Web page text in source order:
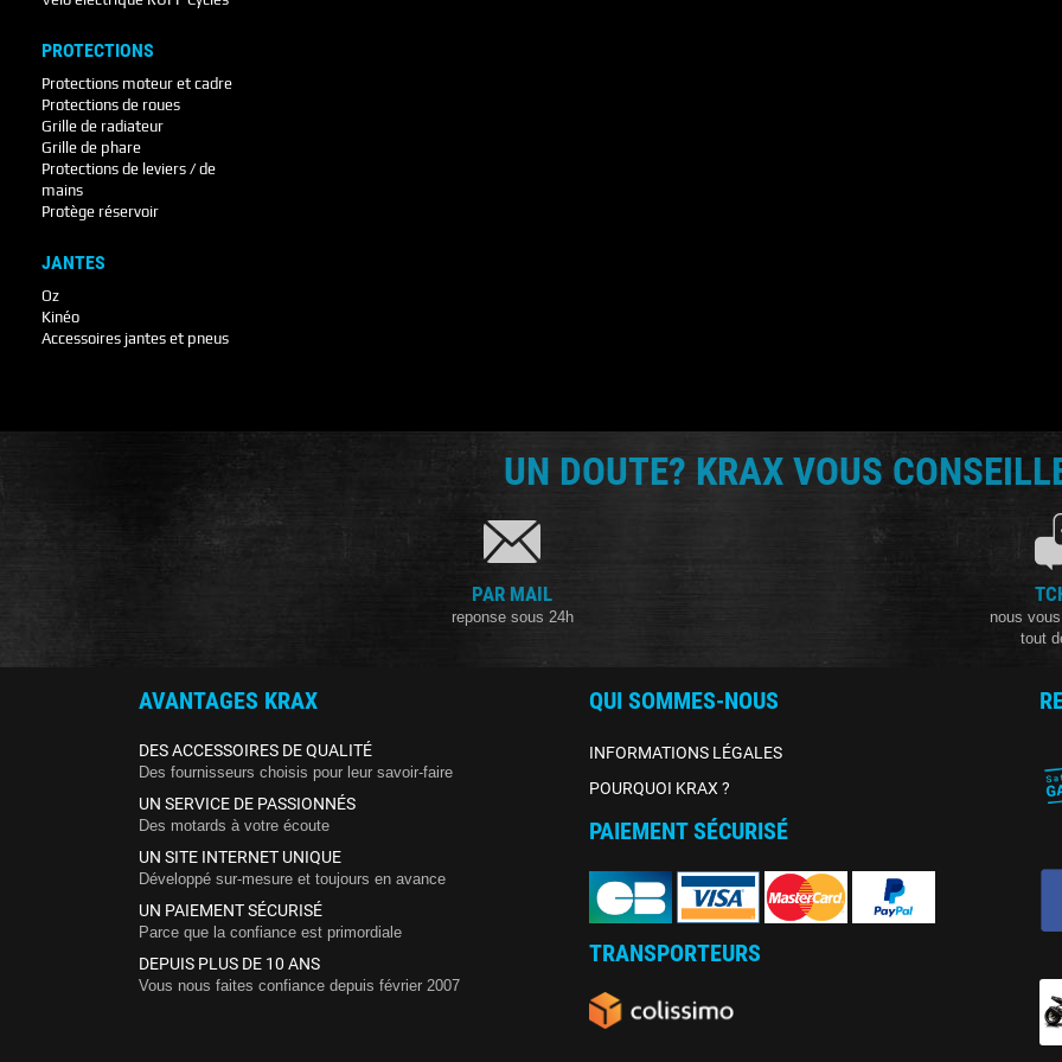
PROTECTIONS
Protections moteur et cadre
Protections de roues
Grille de radiateur
Grille de phare
Protections de leviers / de
mains
Protège réservoir
JANTES
Oz
Kinéo
Accessoires jantes et pneus
UN DOUTE? KRAX VOUS
PAR MAIL
reponse sous 24h
nous
tout
AVANTAGES KRAX
DES ACCESSOIRES DE QUALITÉ
Des fournisseurs choisis pour leur savoir-faire
UN SERVICE DE PASSIONNÉS
Des motards à votre écoute
UN SITE INTERNET UNIQUE
Développé sur-mesure et toujours en avance
UN PAIEMENT SÉCURISÉ
Parce que la confiance est primordiale
DEPUIS PLUS DE 10 ANS
Vous nous faites confiance depuis février 2007
QUI SOMMES-NOUS
INFORMATIONS LÉGALES
POURQUOI KRAX ?
PAIEMENT SÉCURISÉ
TRANSPORTEURS